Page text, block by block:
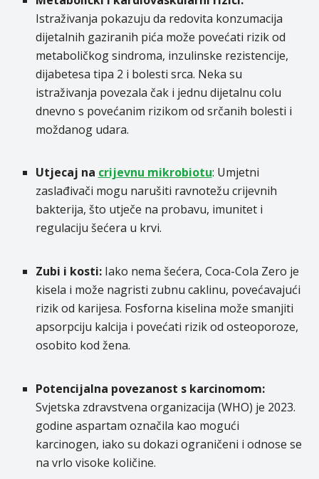
Istraživanja pokazuju da redovita konzumacija
dijetalnih gaziranih pića može povećati rizik od
metaboličkog sindroma, inzulinske rezistencije,
dijabetesa tipa 2 i bolesti srca. Neka su
istraživanja povezala čak i jednu dijetalnu colu
dnevno s povećanim rizikom od srčanih bolesti i
moždanog udara.
Utjecaj na crijevnu mikrobiotu: Umjetni
zaslađivači mogu narušiti ravnotežu crijevnih
bakterija, što utječe na probavu, imunitet i
regulaciju šećera u krvi.
Zubi i kosti:Iako nema šećera, Coca-Cola Zero je
kisela i može nagristi zubnu caklinu, povećavajući
rizik od karijesa. Fosforna kiselina može smanjiti
apsorpciju kalcija i povećati rizik od osteoporoze,
osobito kod žena.
Potencijalna povezanost s karcinomom:
Svjetska zdravstvena organizacija (WHO) je 2023.
godine aspartam označila kao mogući
karcinogen, iako su dokazi ograničeni i odnose se
na vrlo visoke količine.